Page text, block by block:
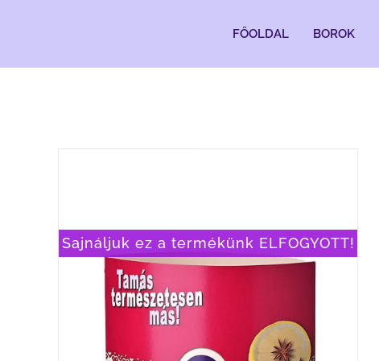
FŐOLDAL BOROK
Sajnáljuk ez a termékünk ELFOGYOTT!